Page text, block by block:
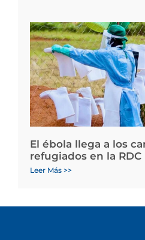
El ébola llega a los
refugiados en la RDC
Leer Más >>